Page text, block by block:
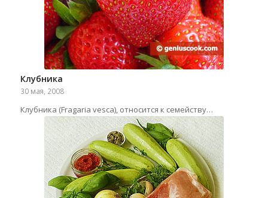
Клубника
30 мая, 2008
Клубника (Fragaria vesca), относится к семейству…